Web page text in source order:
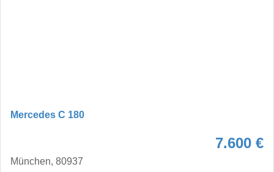
Mercedes C 180
7.600 €
München, 80937